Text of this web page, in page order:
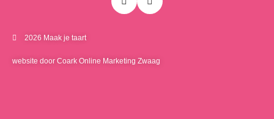
2026 Maak je taart
website door Coark Online Marketing Zwaag